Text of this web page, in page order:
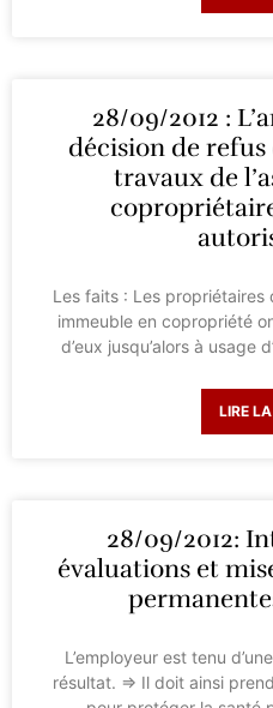
28/09/2012 :
décision de
travaux de
Les faits : Les propriétaires
immeuble en copropriété
d’eux jusqu’alors à usage
LIRE
28/09/2012:
évaluations et
L’employeur est tenu
résultat. => Il doit ainsi